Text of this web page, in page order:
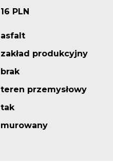
16 PLN
asfalt
zakład produkcyjny
brak
teren przemysłowy
tak
murowany